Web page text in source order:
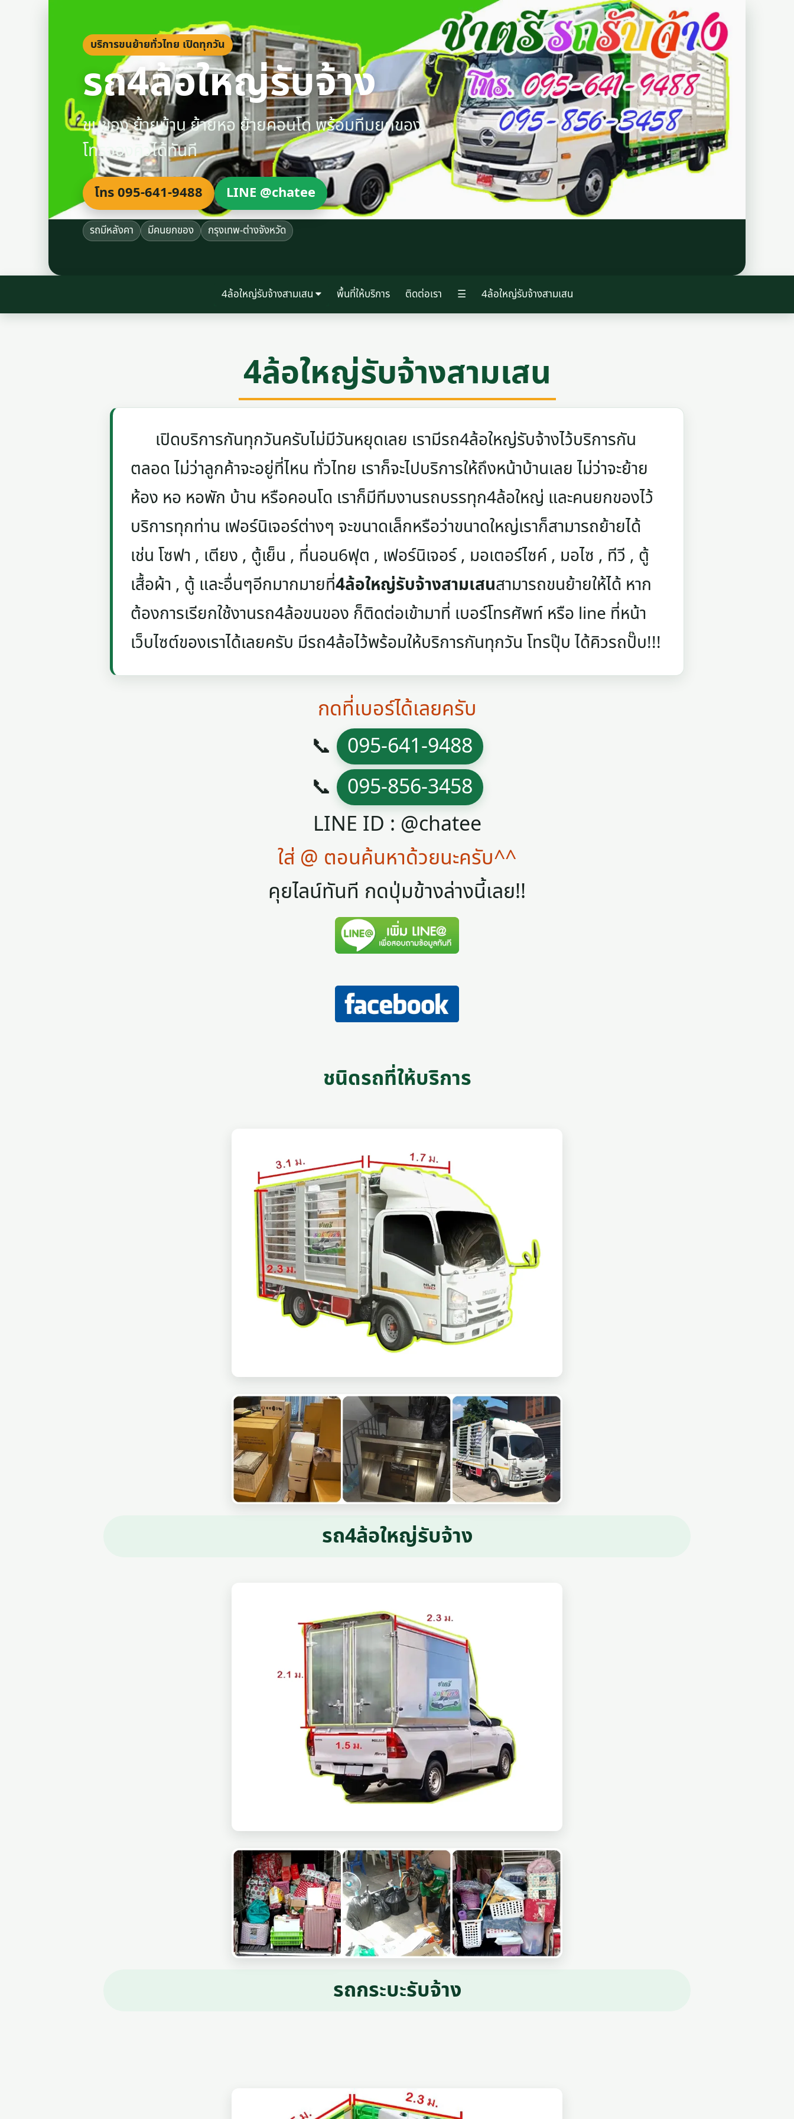
บริการขนย้ายทั่วไทย เปิดทุกวัน
รถ4ล้อใหญ่รับจ้าง
ขนของ ย้ายบ้าน ย้ายหอ ย้ายคอนโด พร้อมทีมยกของ
โทรจองคิวได้ทันที
โทร 095-641-9488 LINE @chatee
รถมีหลังคา มีคนยกของ กรุงเทพ-ต่างจังหวัด
4ล้อใหญ่รับจ้างสามเสน พื้นที่ให้บริการ ติดต่อเรา ☰ 4ล้อใหญ่รับจ้างสามเสน
4ล้อใหญ่รับจ้างสามเสน
เปิดบริการกันทุกวันครับไม่มีวันหยุดเลย เรามีรถ4ล้อใหญ่รับจ้างไว้บริการกัน
ตลอด ไม่ว่าลูกค้าจะอยู่ที่ไหน ทั่วไทย เราก็จะไปบริการให้ถึงหน้าบ้านเลย ไม่ว่าจะย้าย
ห้อง หอ หอพัก บ้าน หรือคอนโด เราก็มีทีมงานรถบรรทุก4ล้อใหญ่ และคนยกของไว้
บริการทุกท่าน เฟอร์นิเจอร์ต่างๆ จะขนาดเล็กหรือว่าขนาดใหญ่เราก็สามารถย้ายได้
เช่น โซฟา , เตียง , ตู้เย็น , ที่นอน6ฟุต , เฟอร์นิเจอร์ , มอเตอร์ไซค์ , มอไซ , ทีวี , ตู้
เสื้อผ้า , ตู้ และอื่นๆอีกมากมายที่4ล้อใหญ่รับจ้างสามเสนสามารถขนย้ายให้ได้ หาก
ต้องการเรียกใช้งานรถ4ล้อขนของ ก็ติดต่อเข้ามาที่ เบอร์โทรศัพท์ หรือ line ที่หน้า
เว็บไซต์ของเราได้เลยครับ มีรถ4ล้อไว้พร้อมให้บริการกันทุกวัน โทรปุ๊บ ได้คิวรถปั๊บ!!!
กดที่เบอร์ได้เลยครับ
📞
095-641-9488
📞
095-856-3458
LINE ID : @chatee
ใส่ @ ตอนค้นหาด้วยนะครับ^^
คุยไลน์ทันที กดปุ่มข้างล่างนี้เลย!!
ชนิดรถที่ให้บริการ
รถ4ล้อใหญ่รับจ้าง
รถกระบะรับจ้าง